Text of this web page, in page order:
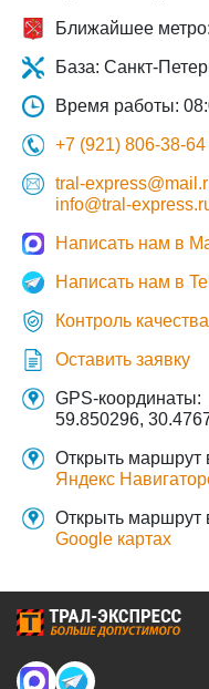
Ближайшее
База: Санкт-
Время работы:
+7 (921) 806-38-64
tral-
info@tral-
Написать нам в
Написать нам в
Контроль качества
Оставить заявку
GPS-координаты:
59.850296,
Открыть маршрут
Яндекс
Открыть маршрут
Google картах